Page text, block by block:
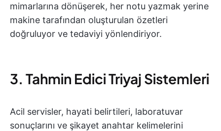
mimarlarına dönüşerek, her notu yazmak yerine
makine tarafından oluşturulan özetleri
doğruluyor ve tedaviyi yönlendiriyor.
3. Tahmin Edici Triyaj Sistemleri
Acil servisler, hayati belirtileri, laboratuvar
sonuçlarını ve şikayet anahtar kelimelerini